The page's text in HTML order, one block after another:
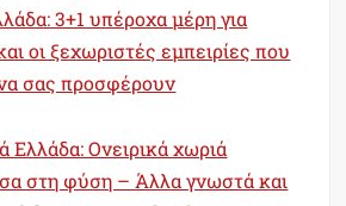
3+1 υπέροχα μέρη για
οι ξεχωριστές εμπειρίες που
σας προσφέρουν
Ελλάδα: Oνειρικά χωριά
στη φύση – Άλλα γνωστά και